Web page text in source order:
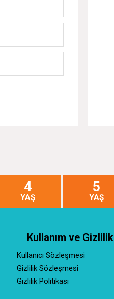
4
YAŞ
5
YAŞ
Kullanım ve Gizlilik
Kullanıcı Sözleşmesi
Gizlilik Sözleşmesi
Gizlilik Politikası